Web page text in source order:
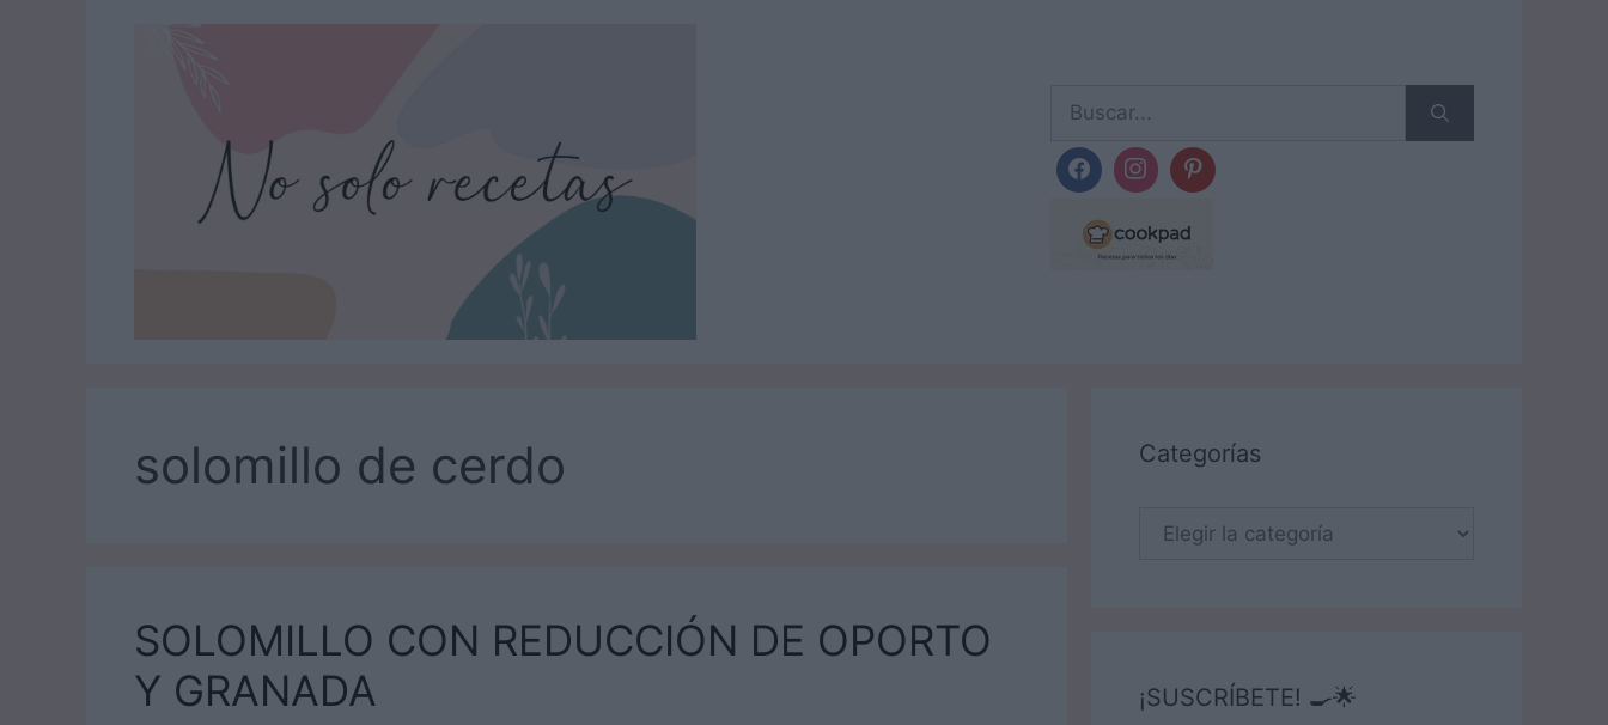
solomillo de cerdo
SOLOMILLO CON REDUCCIÓN DE OPORTO
Y GRANADA
Categorías
Categorías
¡SUSCRÍBETE! 🍳🌟